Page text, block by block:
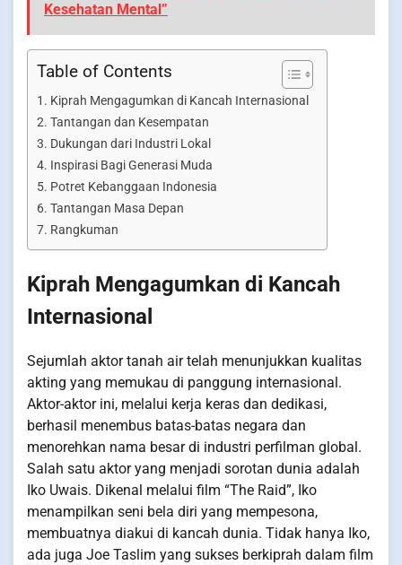
Kesehatan Mental”
Table of Contents
Kiprah Mengagumkan di Kancah Internasional
Tantangan dan Kesempatan
Dukungan dari Industri Lokal
Inspirasi Bagi Generasi Muda
Potret Kebanggaan Indonesia
Tantangan Masa Depan
Rangkuman
Kiprah Mengagumkan di Kancah
Internasional
Sejumlah aktor tanah air telah menunjukkan kualitas
akting yang memukau di panggung internasional.
Aktor-aktor ini, melalui kerja keras dan dedikasi,
berhasil menembus batas-batas negara dan
menorehkan nama besar di industri perfilman global.
Salah satu aktor yang menjadi sorotan dunia adalah
Iko Uwais. Dikenal melalui film “The Raid”, Iko
menampilkan seni bela diri yang mempesona,
membuatnya diakui di kancah dunia. Tidak hanya Iko,
ada juga Joe Taslim yang sukses berkiprah dalam film